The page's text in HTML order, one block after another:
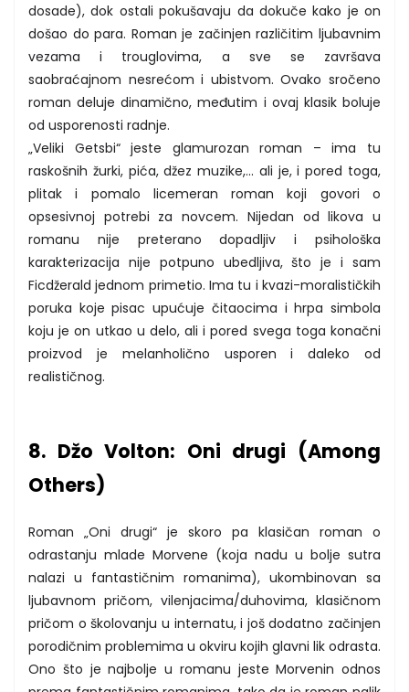
dosade), dok ostali pokušavaju da dokuče kako je on
došao do para. Roman je začinjen različitim ljubavnim
vezama i trouglovima, a sve se završava
saobraćajnom nesrećom i ubistvom. Ovako sročeno
roman deluje dinamično, međutim i ovaj klasik boluje
od usporenosti radnje.
„Veliki Getsbi“ jeste glamurozan roman – ima tu
raskošnih žurki, pića, džez muzike,... ali je, i pored toga,
plitak i pomalo licemeran roman koji govori o
opsesivnoj potrebi za novcem. Nijedan od likova u
romanu nije preterano dopadljiv i psihološka
karakterizacija nije potpuno ubedljiva, što je i sam
Ficdžerald jednom primetio. Ima tu i kvazi-moralističkih
poruka koje pisac upućuje čitaocima i hrpa simbola
koju je on utkao u delo, ali i pored svega toga konačni
proizvod je melanholično usporen i daleko od
realističnog.
8. Džo Volton: Oni drugi (Among
Others)
Roman „Oni drugi“ je skoro pa klasičan roman o
odrastanju mlade Morvene (koja nadu u bolje sutra
nalazi u fantastičnim romanima), ukombinovan sa
ljubavnom pričom, vilenjacima/duhovima, klasičnom
pričom o školovanju u internatu, i još dodatno začinjen
porodičnim problemima u okviru kojih glavni lik odrasta.
Ono što je najbolje u romanu jeste Morvenin odnos